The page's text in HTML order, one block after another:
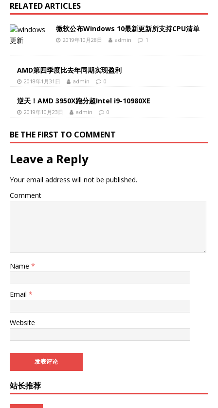
RELATED ARTICLES
微软公布Windows 10最新更新所支持CPU清单
2019年10月28日 admin 1
AMD第四季度比去年同期实现盈利
2018年1月31日 admin 0
逆天！AMD 3950X跑分超Intel i9-10980XE
2019年10月23日 admin 0
BE THE FIRST TO COMMENT
Leave a Reply
Your email address will not be published.
Comment
Name *
Email *
Website
站长推荐